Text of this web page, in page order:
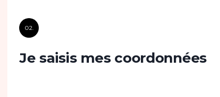
02.
Je saisis mes coordonnées